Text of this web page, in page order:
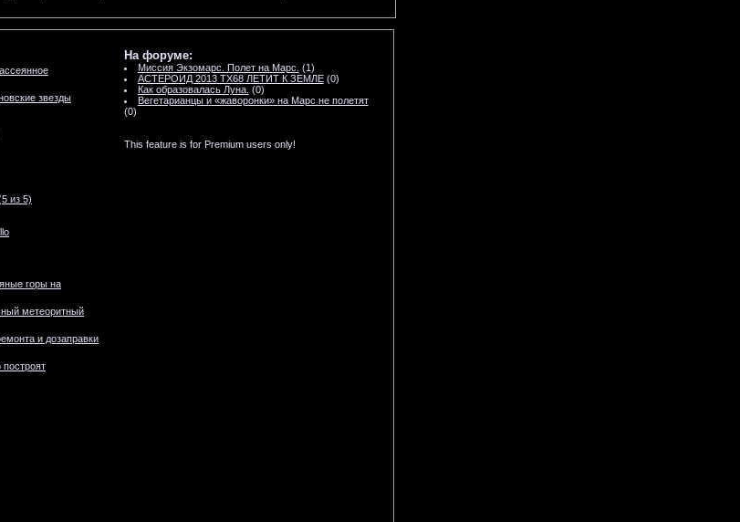
звезды
из 5)
горы на
метеоритный
и дозаправки
На форуме:
Миссия Экзомарс. Полет на Марс. (1)
АСТЕРОИД 2013 TX68 ЛЕТИТ К ЗЕМЛЕ (0)
Как образовалась Луна. (0)
Вегетарианцы и «жаворонки» на Марс не полетят
(0)
This feature is for Premium users only!